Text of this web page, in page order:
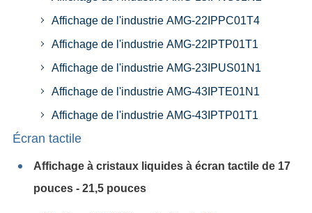
Affichage de l'industrie AMG-22IPPC01T4
Affichage de l'industrie AMG-22IPTP01T1
Affichage de l'industrie AMG-23IPUS01N1
Affichage de l'industrie AMG-43IPTE01N1
Affichage de l'industrie AMG-43IPTP01T1
Écran tactile
Affichage à cristaux liquides à écran tactile de 17
pouces - 21,5 pouces